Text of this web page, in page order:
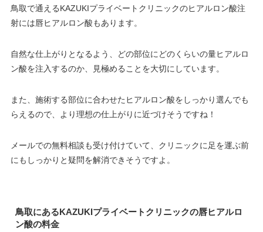
鳥取で通えるKAZUKIプライベートクリニックのヒアルロン酸注
射には唇ヒアルロン酸もあります。
自然な仕上がりとなるよう、どの部位にどのくらいの量ヒアルロ
ン酸を注入するのか、見極めることを大切にしています。
また、施術する部位に合わせたヒアルロン酸をしっかり選んでも
らえるので、より理想の仕上がりに近づけそうですね！
メールでの無料相談も受け付けていて、クリニックに足を運ぶ前
にもしっかりと疑問を解消できそうですよ。
鳥取にあるKAZUKIプライベートクリニックの唇ヒアルロ
ン酸の料金